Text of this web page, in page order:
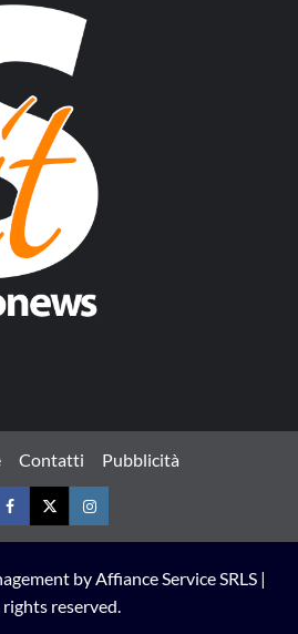
Contatti Pubblicità
FacebookTwitterInstagram
by Affiance Service SRLS |
reserved.